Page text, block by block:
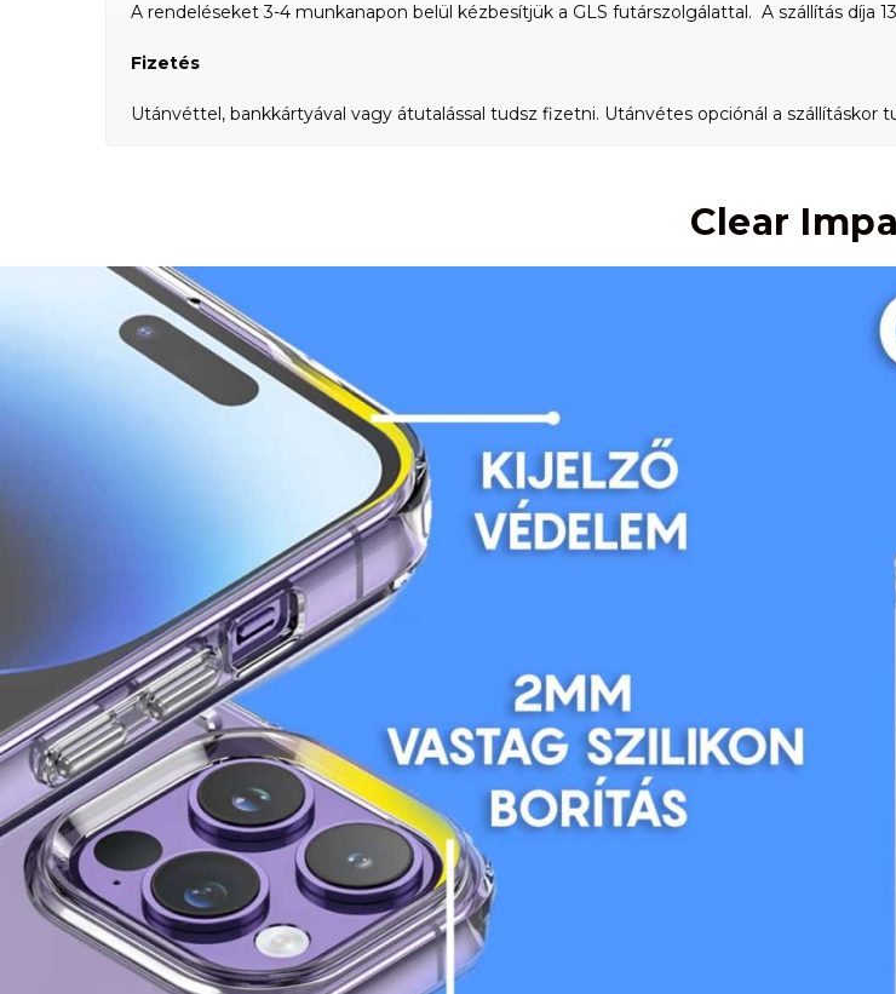
A rendeléseket 3-4 munkanapon belül kézbesítjük a GLS futárszolgálattal. A szállítás díja
Fizetés
Utánvéttel, bankkártyával vagy átutalással tudsz fizetni. Utánvétes opciónál a szállításkor
Clear